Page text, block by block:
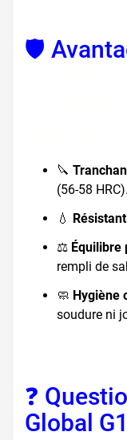
🛡️
🔪
(56-58 HRC).
💧
⚖️ Équilibre
rempli de
🧼 Hygiène
soudure ni
❓
Global